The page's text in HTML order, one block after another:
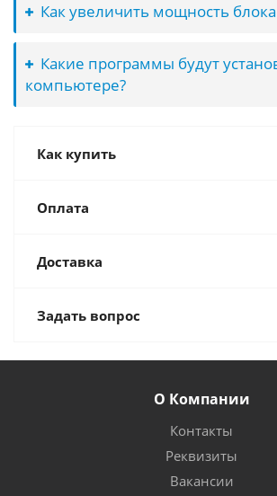
Как увеличить мощность
Какие программы будут
компьютере?
Как купить
Оплата
Доставка
Задать вопрос
О Компании
Контакты
Реквизиты
Вакансии